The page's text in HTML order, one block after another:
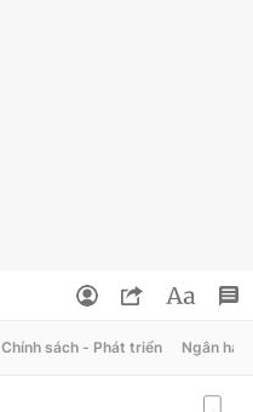
Chính sách - Phát triển Ngân